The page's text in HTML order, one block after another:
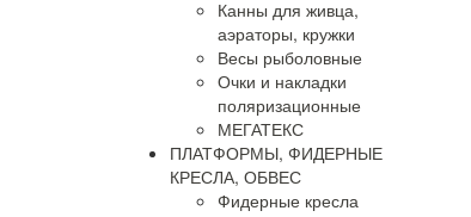
Канны для живца,
аэраторы, кружки
Весы рыболовные
Очки и накладки
поляризационные
МЕГАТЕКС
ПЛАТФОРМЫ, ФИДЕРНЫЕ
КРЕСЛА, ОБВЕС
Фидерные кресла